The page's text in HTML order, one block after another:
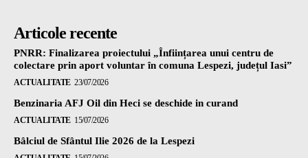
Articole recente
PNRR: Finalizarea proiectului „Înființarea unui centru de
colectare prin aport voluntar în comuna Lespezi, județul Iasi”
ACTUALITATE 23/07/2026
Benzinaria AFJ Oil din Heci se deschide in curand
ACTUALITATE 15/07/2026
Bâlciul de Sfântul Ilie 2026 de la Lespezi